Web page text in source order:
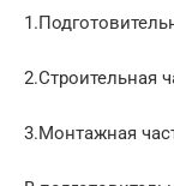
2.Строительная
3.Монтажная